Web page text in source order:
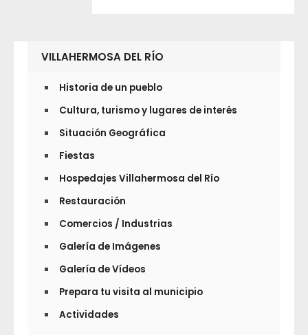
VILLAHERMOSA DEL RÍO
Historia de un pueblo
Cultura, turismo y lugares de interés
Situación Geográfica
Fiestas
Hospedajes Villahermosa del Río
Restauración
Comercios / Industrias
Galería de Imágenes
Galería de Vídeos
Prepara tu visita al municipio
Actividades